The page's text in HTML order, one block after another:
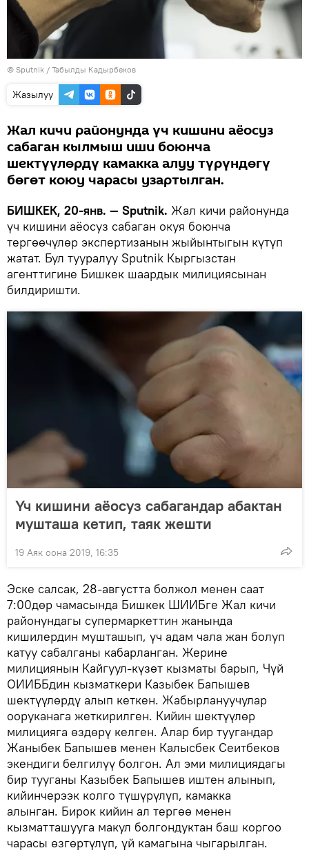
© Sputnik / Табылды Кадырбеков
Жазылуу
Жал кичи районунда үч кишини аёосуз
сабаган кылмыш иши боюнча
шектүүлөрдү камакка алуу түрүндөгү
бөгөт коюу чарасы узартылган.
БИШКЕК, 20-янв. — Sputnik. Жал кичи районунда
үч кишини аёосуз сабаган окуя боюнча
тергөөчүлөр экспертизанын жыйынтыгын күтүп
жатат. Бул тууралуу Sputnik Кыргызстан
агенттигине Бишкек шаардык милициясынан
билдиришти.
Үч кишини аёосуз сабагандар абактан
мушташа кетип, таяк жешти
19 Аяк оона 2019, 16:35
Эске салсак, 28-августта болжол менен саат
7:00дөр чамасында Бишкек ШИИБге Жал кичи
районундагы супермаркеттин жанында
кишилердин мушташып, үч адам чала жан болуп
катуу сабалганы кабарланган. Жерине
милициянын Кайгуул-күзөт кызматы барып, Чүй
ОИИББдин кызматкери Казыбек Бапышев
шектүүлөрдү алып кеткен. Жабырлануучулар
ооруканага жеткирилген. Кийин шектүүлөр
милицияга өздөрү келген. Алар бир туугандар
Жаныбек Бапышев менен Калысбек Сеитбеков
экендиги белгилүү болгон. Ал эми милициядагы
бир тууганы Казыбек Бапышев иштен алынып,
кийинчерээк колго түшүрүлүп, камакка
алынган. Бирок кийин ал тергөө менен
кызматташууга макул болгондуктан баш коргоо
чарасы өзгөртүлүп, үй камагына чыгарылган.